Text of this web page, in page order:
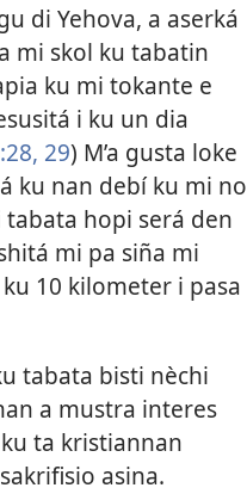
di Yehova, a aserká
mi skol ku tabatin
ku mi tokante e
i ku un dia
28, 29) M’a gusta loke
ku nan debí ku mi no
hopi será den
mi pa siña mi
10 kilometer i pasa
tabata bisti nèchi
a mustra interes
ta kristiannan
asina.